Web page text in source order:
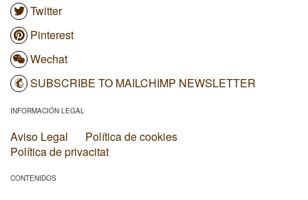
Twitter
Pinterest
Wechat
SUBSCRIBE TO MAILCHIMP NEWSLETTER
INFORMACIÓN LEGAL
Aviso Legal
Política de cookies
Política de privacitat
CONTENIDOS